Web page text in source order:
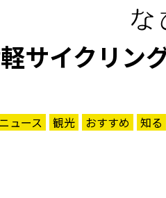
サイクリン
ニュース 観光 おすすめ 知る